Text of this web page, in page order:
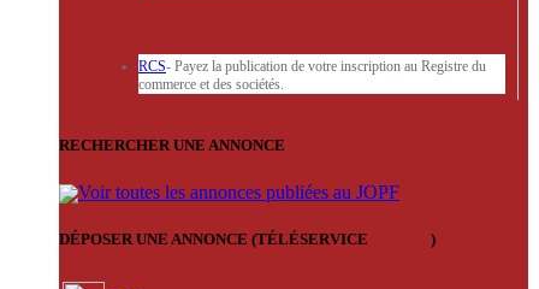
RCS- Payez la publication de votre inscription au Registre du
commerce et des sociétés.
RECHERCHER UNE ANNONCE
Voir toutes les annonces publiées au JOPF
DÉPOSER UNE ANNONCE (TÉLÉSERVICE )